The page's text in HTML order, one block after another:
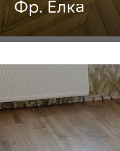
Фр. Елка